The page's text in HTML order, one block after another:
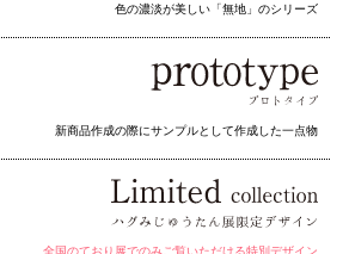
色の濃淡が美しい「無地」のシリーズ
新商品作成の際にサンプルとして作成した一点物
全国のており展でのみご覧いただける特別デザイン